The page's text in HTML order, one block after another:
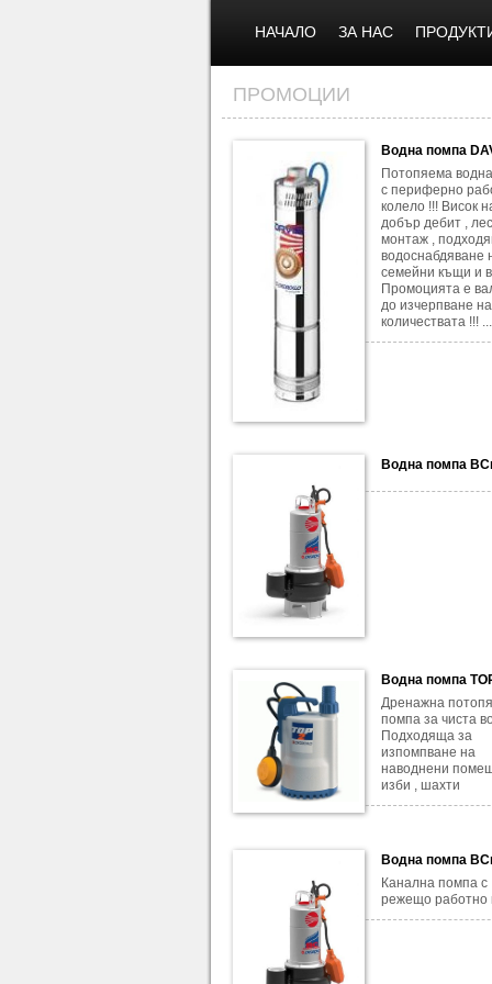
НАЧАЛО ЗА НАС
ПРОМОЦИИ
Водна помпа
Потопяема
с периферно
колело !!! Висок
добър дебит ,
монтаж ,
водоснабдяване
семейни къщи и
Промоцията е
до изчерпване на
количествата !!! ...
Водна помпа
Водна помпа
Дренажна
помпа за чиста
Подходяща за
изпомпване на
наводнени
изби , шахти
Водна помпа
Канална помпа с
режещо работно